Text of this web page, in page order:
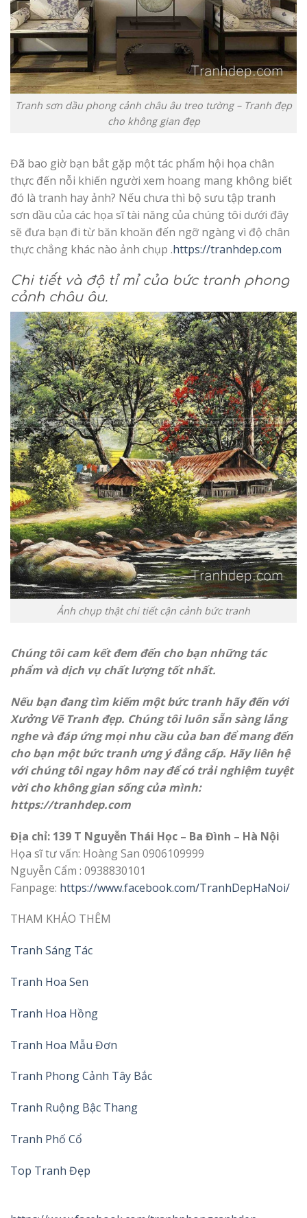
Tranh sơn dầu phong cảnh châu âu treo tường – Tranh đẹp
cho không gian đẹp
Đã bao giờ bạn bắt gặp một tác phẩm hội họa chân
thực đến nỗi khiến người xem hoang mang không biết
đó là tranh hay ảnh? Nếu chưa thì bộ sưu tập tranh
sơn dầu của các họa sĩ tài năng của chúng tôi dưới đây
sẽ đưa bạn đi từ băn khoăn đến ngỡ ngàng vì độ chân
thực chẳng khác nào ảnh chụp .https://tranhdep.com
Chi tiết và độ tỉ mỉ của bức tranh phong
cảnh châu âu.
Ảnh chụp thật chi tiết cận cảnh bức tranh
Chúng tôi cam kết đem đến cho bạn những tác
phẩm và dịch vụ chất lượng tốt nhất.
Nếu bạn đang tìm kiếm một bức tranh hãy đến với
Xưởng Vẽ Tranh đẹp. Chúng tôi luôn sẵn sàng lắng
nghe và đáp ứng mọi nhu cầu của ban để mang đến
cho bạn một bức tranh ưng ý đẳng cấp. Hãy liên hệ
với chúng tôi ngay hôm nay để có trải nghiệm tuyệt
vời cho không gian sống của mình:
https://tranhdep.com
Địa chỉ: 139 T Nguyễn Thái Học – Ba Đình – Hà Nội
Họa sĩ tư vấn: Hoàng San 0906109999
Nguyễn Cẩm : 0938830101
Fanpage: https://www.facebook.com/TranhDepHaNoi/
THAM KHẢO THÊM
Tranh Sáng Tác
Tranh Hoa Sen
Tranh Hoa Hồng
Tranh Hoa Mẫu Đơn
Tranh Phong Cảnh Tây Bắc
Tranh Ruộng Bậc Thang
Tranh Phố Cổ
Top Tranh Đẹp